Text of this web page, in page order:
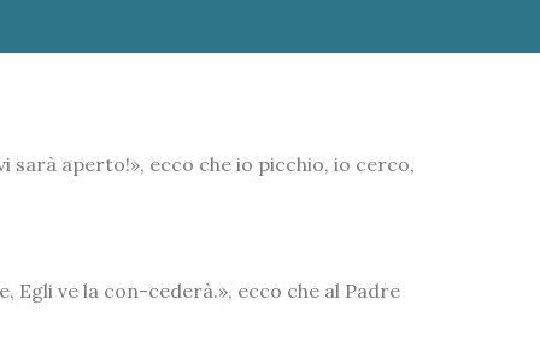
aperto!», ecco che io picchio, io cerco,
Egli ve la con-cederà.», ecco che al Padre